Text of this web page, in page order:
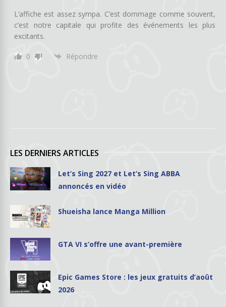
L’affiche est assez sympa. C’est dommage comme souvent,
c’est notre capitale qui profite des événements les plus
excitants.
0 Répondre
LES DERNIERS ARTICLES
Let’s Sing 2027 et Let’s Sing ABBA
annoncés en vidéo
Shueisha lance Manga Million
GTA VI s’offre une avant-première
Epic Games Store : les jeux gratuits d’août
2026